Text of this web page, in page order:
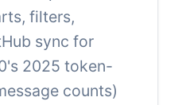
filters,
sync for
2025 token-
counts)